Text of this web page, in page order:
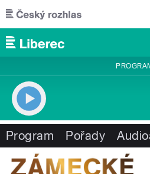
Přejít k hlavnímu obsahu
Program Pořady